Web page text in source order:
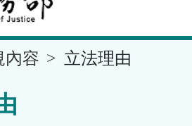
內容 立法理由